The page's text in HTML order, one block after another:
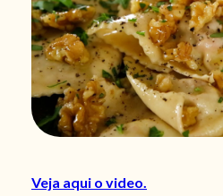
Veja aqui o video.